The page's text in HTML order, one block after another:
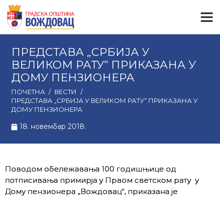
ПРЕДСТАВА „СРБИЈА У
ВЕЛИКОМ РАТУ“ ПРИКАЗАНА У
ДОМУ ПЕНЗИОНЕРА
ПОЧЕТНА / ВЕСТИ
/
ПРЕДСТАВА „СРБИЈА У ВЕЛИКОМ РАТУ“ ПРИКАЗАНА У
ДОМУ ПЕНЗИОНЕРА
18. новембар 2018.
Поводом обележавања 100 годишњице од
потписивања примирја у Првом светском рату у
Дому пензионера „Вождовац“, приказана је